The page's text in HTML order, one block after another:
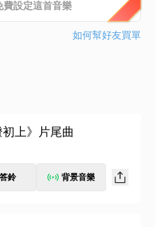
費設定這首音樂
如何幫好友買單
上》片尾曲
答鈴 背景音樂